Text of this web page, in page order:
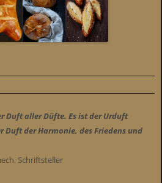
Duft aller Düfte. Es ist der Urduft
Duft der Harmonie, des Friedens und
Schriftsteller